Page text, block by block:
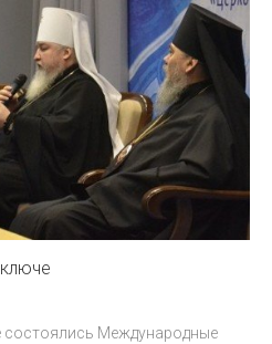
состоялись Международные